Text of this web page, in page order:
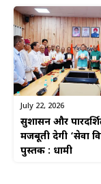
July 22, 2026
सुशासन और
मजबूती देगी ‘सेवा
पुस्तक : धामी